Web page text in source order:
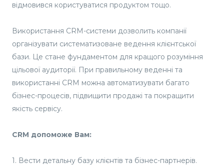
відмовився користуватися продуктом тощо.
Використання CRM-системи дозволить компанії
організувати систематизоване ведення клієнтської
бази. Це стане фундаментом для кращого розуміння
цільової аудиторії. При правильному веденні та
використанні CRM можна автоматизувати багато
бізнес-процесів, підвищити продажі та покращити
якість сервісу.
CRM допоможе Вам:
1. Вести детальну базу клієнтів та бізнес-партнерів.